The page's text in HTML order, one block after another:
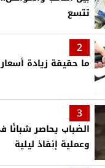
تتسع
2
ما حقيقة زيادة أسعار
3
الضباب يحاصر شبانًا
وعملية إنقاذ ليلية